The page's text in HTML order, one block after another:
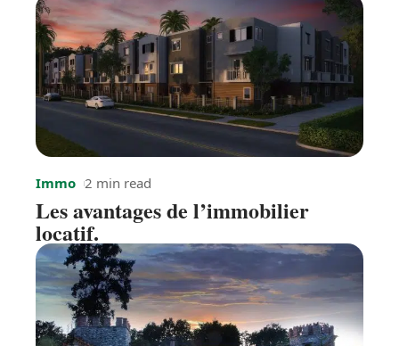
Immo 2 min read
Les avantages de l’immobilier
locatif.